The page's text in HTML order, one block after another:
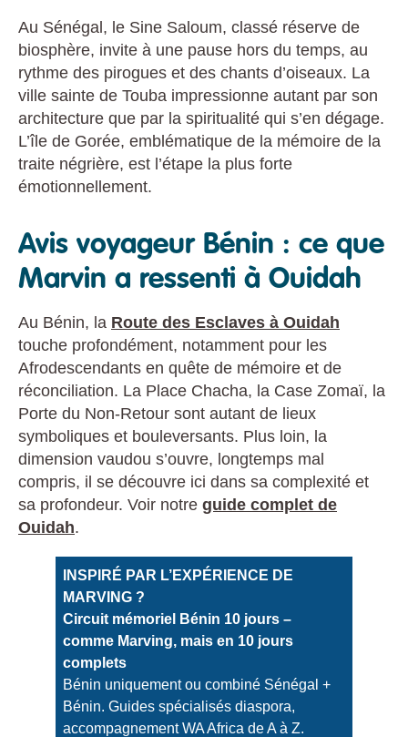
Au Sénégal, le Sine Saloum, classé réserve de
biosphère, invite à une pause hors du temps, au
rythme des pirogues et des chants d’oiseaux. La
ville sainte de Touba impressionne autant par son
architecture que par la spiritualité qui s’en dégage.
L’île de Gorée, emblématique de la mémoire de la
traite négrière, est l’étape la plus forte
émotionnellement.
Avis voyageur Bénin : ce que
Marvin a ressenti à Ouidah
Au Bénin, la Route des Esclaves à Ouidah
touche profondément, notamment pour les
Afrodescendants en quête de mémoire et de
réconciliation. La Place Chacha, la Case Zomaï, la
Porte du Non-Retour sont autant de lieux
symboliques et bouleversants. Plus loin, la
dimension vaudou s’ouvre, longtemps mal
compris, il se découvre ici dans sa complexité et
sa profondeur. Voir notre guide complet de
Ouidah.
INSPIRÉ PAR L’EXPÉRIENCE DE
MARVING ?
Circuit mémoriel Bénin 10 jours –
comme Marving, mais en 10 jours
complets
Bénin uniquement ou combiné Sénégal +
Bénin. Guides spécialisés diaspora,
accompagnement WA Africa de A à Z.